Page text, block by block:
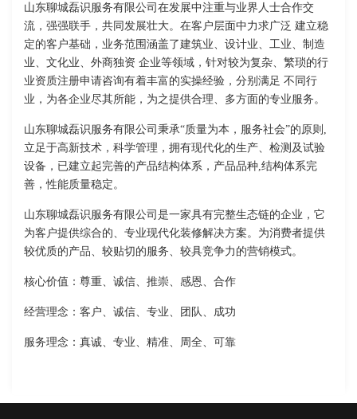
山东聊城磊识服务有限公司在发展中注重与业界人士合作交
流，强强联手，共同发展壮大。在客户层面中力求广泛 建立稳
定的客户基础，业务范围涵盖了建筑业、设计业、工业、制造
业、文化业、外商独资 企业等领域，针对较为复杂、繁琐的行
业资质注册申请咨询有着丰富的实操经验，分别满足 不同行
业，为各企业尽其所能，为之提供合理、多方面的专业服务。
山东聊城磊识服务有限公司秉承“质量为本，服务社会”的原则,
立足于高新技术，科学管理，拥有现代化的生产、检测及试验
设备，已建立起完善的产品结构体系，产品品种,结构体系完
善，性能质量稳定。
山东聊城磊识服务有限公司是一家具有完整生态链的企业，它
为客户提供综合的、专业现代化装修解决方案。为消费者提供
较优质的产品、较贴切的服务、较具竞争力的营销模式。
核心价值：尊重、诚信、推崇、感恩、合作
经营理念：客户、诚信、专业、团队、成功
服务理念：真诚、专业、精准、周全、可靠